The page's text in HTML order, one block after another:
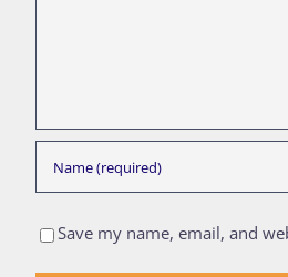
Save my name, email, and